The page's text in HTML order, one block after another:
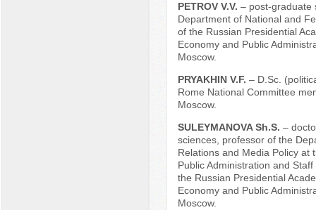
PETROV V.V. – post-graduate
Department of National and
of the Russian Presidential
Economy and Public
Moscow.
PRYAKHIN V.F. – D.Sc.
Rome National Committee
Moscow.
SULEYMANOVA Sh.S. –
sciences, professor of the
Relations and Media Policy at
Public Administration and
the Russian Presidential
Economy and Public
Moscow.